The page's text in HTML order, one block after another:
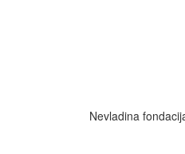
Nevladina